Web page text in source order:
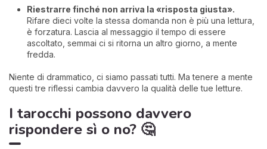
Riestrarre finché non arriva la «risposta giusta».
Rifare dieci volte la stessa domanda non è più una lettura,
è forzatura. Lascia al messaggio il tempo di essere
ascoltato, semmai ci si ritorna un altro giorno, a mente
fredda.
Niente di drammatico, ci siamo passati tutti. Ma tenere a mente
questi tre riflessi cambia davvero la qualità delle tue letture.
I tarocchi possono davvero
rispondere sì o no? 🤔